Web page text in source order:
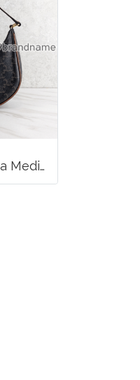
Likenew Celine Ava Medium Triomphe Canvas